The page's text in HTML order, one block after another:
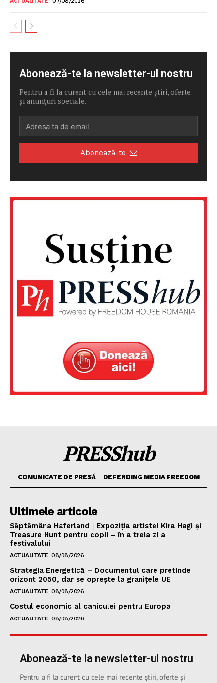
Abonează-te la newsletter-ul nostru
Pentru a fi la curent cu cele mai recente știri, oferte
și anunțuri speciale.
Abonează-te
PRESShub
COMUNICATE DE PRESĂ DEFENDING MEDIA FREEDOM
Ultimele articole
Săptămâna Haferland | Expoziţia artistei Kira Hagi şi
Treasure Hunt pentru copii – în a treia zi a
festivalului
ACTUALITATE 08/08/2026
Strategia Energetică – Documentul care pretinde
orizont 2050, dar se oprește la granițele UE
ACTUALITATE 08/08/2026
Costul economic al caniculei pentru Europa
ACTUALITATE 08/08/2026
Abonează-te la newsletter-ul nostru
Pentru a fi la curent cu cele mai recente știri, oferte și